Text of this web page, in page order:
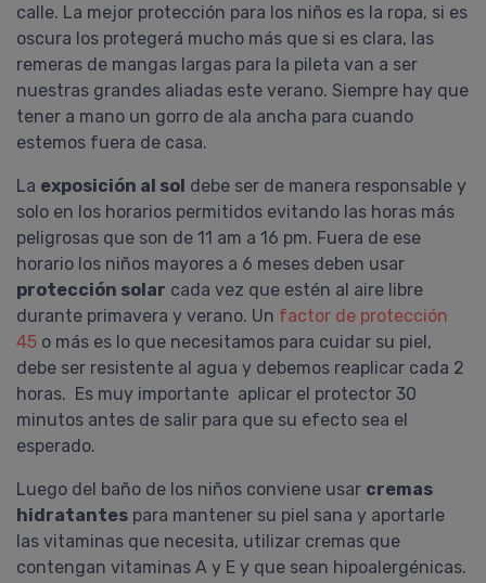
calle. La mejor protección para los niños es la ropa, si es
oscura los protegerá mucho más que si es clara, las
remeras de mangas largas para la pileta van a ser
nuestras grandes aliadas este verano. Siempre hay que
tener a mano un gorro de ala ancha para cuando
estemos fuera de casa.
La exposición al sol debe ser de manera responsable y
solo en los horarios permitidos evitando las horas más
peligrosas que son de 11 am a 16 pm. Fuera de ese
horario los niños mayores a 6 meses deben usar
protección solar cada vez que estén al aire libre
durante primavera y verano. Un factor de protección
45 o más es lo que necesitamos para cuidar su piel,
debe ser resistente al agua y debemos reaplicar cada 2
horas. Es muy importante aplicar el protector 30
minutos antes de salir para que su efecto sea el
esperado.
Luego del baño de los niños conviene usar cremas
hidratantes para mantener su piel sana y aportarle
las vitaminas que necesita, utilizar cremas que
contengan vitaminas A y E y que sean hipoalergénicas.
Proavenal Acondicionador
Lo compré junto con el shampoo
y, la verdad, me sorprendieron
gratamente. Ambos son
excelentes! Tengo el pelo con
shampoo y acondicionador
hidratantes) mejoraron muchísimo
la sequedad de mi ....
COMPRAR
PROAVENAL
Pedido # 419399